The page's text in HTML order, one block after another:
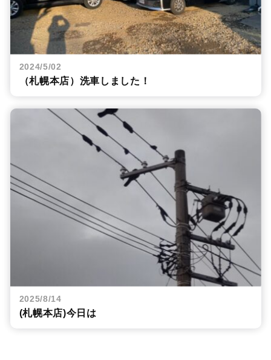
2024/5/02
（札幌本店）洗車しました！
2025/8/14
(札幌本店)今日は